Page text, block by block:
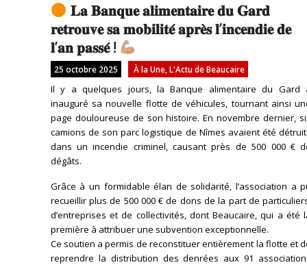
𝐋𝐚 𝐁𝐚𝐧𝐪𝐮𝐞 𝐚𝐥𝐢𝐦𝐞𝐧𝐭𝐚𝐢𝐫𝐞 𝐝𝐮 𝐆𝐚𝐫𝐝
𝐫𝐞𝐭𝐫𝐨𝐮𝐯𝐞 𝐬𝐚 𝐦𝐨𝐛𝐢𝐥𝐢𝐭𝐞́ 𝐚𝐩𝐫𝐞̀𝐬 𝐥’𝐢𝐧𝐜𝐞𝐧𝐝𝐢𝐞 𝐝𝐞
𝐥’𝐚𝐧 𝐩𝐚𝐬𝐬𝐞́ !
25 octobre 2025 À la Une, L'Actu de Beaucaire
Il y a quelques jours, la Banque alimentaire du Gard
inauguré sa nouvelle flotte de véhicules, tournant ainsi
page douloureuse de son histoire. En novembre dernier,
camions de son parc logistique de Nîmes avaient été
dans un incendie criminel, causant près de 500 000 €
dégâts.
Grâce à un formidable élan de solidarité, l’association a
recueillir plus de 500 000 € de dons de la part de
d’entreprises et de collectivités, dont Beaucaire, qui a été
première à attribuer une subvention exceptionnelle.
Ce soutien a permis de reconstituer entièrement la flotte et
reprendre la distribution des denrées aux 91